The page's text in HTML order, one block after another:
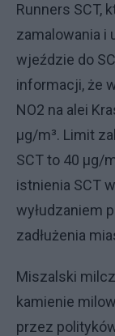
Runners SCT,
zamalowania i
wjeździe do
informacji, że
NO2 na alei
μg/m³. Limit
SCT to 40 μg/
istnienia SCT
wyłudzaniem
zadłużenia
Miszalski
kamienie
przez